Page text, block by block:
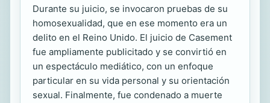
Durante su juicio, se invocaron pruebas de su
homosexualidad, que en ese momento era un
delito en el Reino Unido. El juicio de Casement
fue ampliamente publicitado y se convirtió en
un espectáculo mediático, con un enfoque
particular en su vida personal y su orientación
sexual. Finalmente, fue condenado a muerte